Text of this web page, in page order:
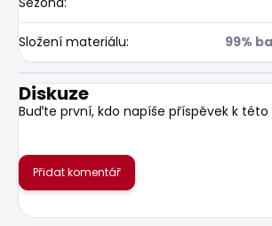
Složení materiálu: 99%
Diskuze
Buďte první, kdo napíše příspěvek k této
Přidat komentář